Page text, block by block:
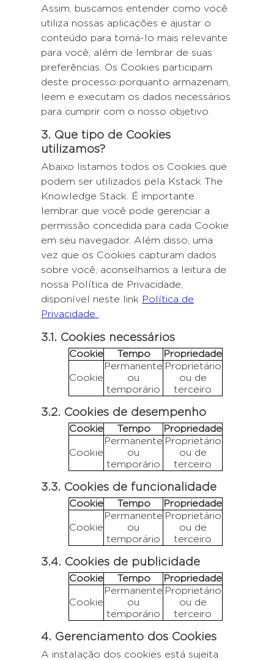
Assim, buscamos entender como você
utiliza nossas aplicações e ajustar o
conteúdo para torná-lo mais relevante
para você, além de lembrar de suas
preferências. Os Cookies participam
deste processo porquanto armazenam,
leem e executam os dados necessários
para cumprir com o nosso objetivo.
3. Que tipo de Cookies
utilizamos?
Abaixo listamos todos os Cookies que
podem ser utilizados pela Kstack The
Knowledge Stack. É importante
lembrar que você pode gerenciar a
permissão concedida para cada Cookie
em seu navegador. Além disso, uma
vez que os Cookies capturam dados
sobre você, aconselhamos a leitura de
nossa Política de Privacidade,
disponível neste link Política de
Privacidade .
3.1. Cookies necessários
Cookie Tempo Propriedade
Cookie
Permanente
ou
temporário
Proprietário
ou de
terceiro
3.2. Cookies de desempenho
Cookie Tempo Propriedade
Cookie
Permanente
ou
temporário
Proprietário
ou de
terceiro
3.3. Cookies de funcionalidade
Cookie Tempo Propriedade
Cookie
Permanente
ou
temporário
Proprietário
ou de
terceiro
3.4. Cookies de publicidade
Cookie Tempo Propriedade
Cookie
Permanente
ou
temporário
Proprietário
ou de
terceiro
4. Gerenciamento dos Cookies
A instalação dos cookies está sujeita